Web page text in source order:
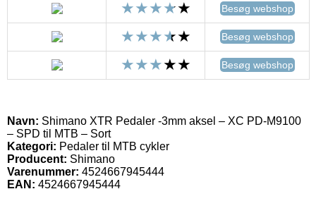
Besøg webshop
Besøg webshop
Besøg webshop
Navn: Shimano XTR Pedaler -3mm aksel – XC PD-M9100
– SPD til MTB – Sort
Kategori: Pedaler til MTB cykler
Producent: Shimano
Varenummer: 4524667945444
EAN: 4524667945444